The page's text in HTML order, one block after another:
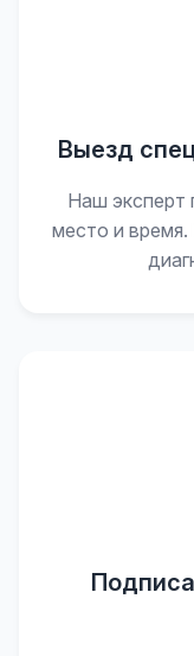
Выезд
Наш эксперт
место и